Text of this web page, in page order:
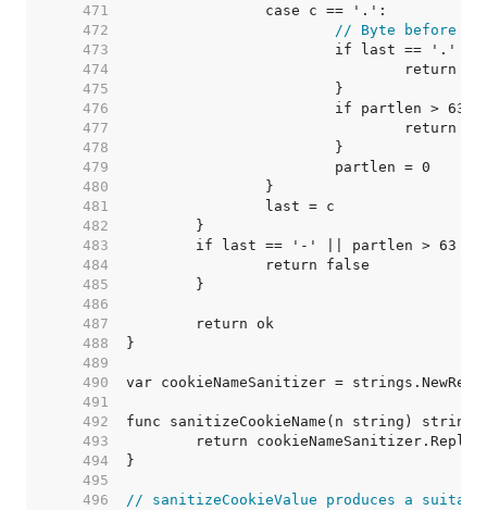
   471
   472
// Byte before
   473
   474
   475
   476
   477
   478
   479
   480
   481
   482
   483
   484
   485
   486
   487
   488
   489
   490
   491
   492
   493
   494
   495
   496
// sanitizeCookieValue produces a